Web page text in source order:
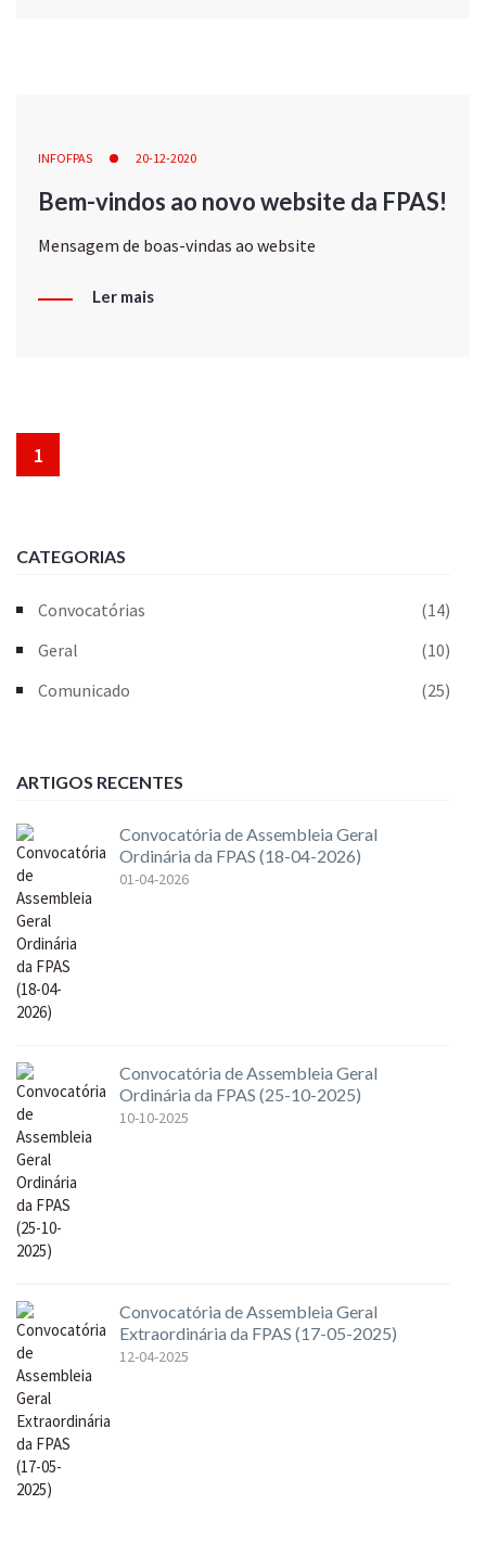
INFOFPAS 20-12-2020
Bem-vindos ao novo website da FPAS!
Mensagem de boas-vindas ao website
Ler mais
1
CATEGORIAS
Convocatórias
(14)
Geral
(10)
Comunicado
(25)
ARTIGOS RECENTES
Convocatória de Assembleia Geral
Ordinária da FPAS (18-04-2026)
01-04-2026
Convocatória de Assembleia Geral
Ordinária da FPAS (25-10-2025)
10-10-2025
Convocatória de Assembleia Geral
Extraordinária da FPAS (17-05-2025)
12-04-2025